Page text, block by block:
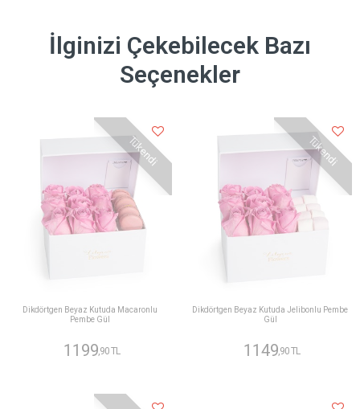
İlginizi Çekebilecek Bazı
Seçenekler
Tükendi
Dikdörtgen Beyaz Kutuda Macaronlu
Pembe Gül
1199,90 TL
Tükendi
Dikdörtgen Beyaz Kutuda Jelibonlu Pembe
Gül
1149,90 TL